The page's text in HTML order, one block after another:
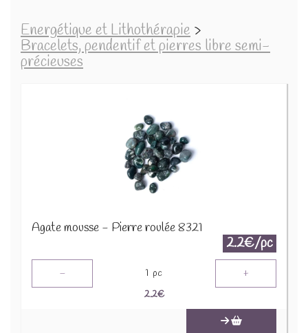
Energétique et Lithothérapie >
Bracelets, pendentif et pierres libre semi-
précieuses
Agate mousse - Pierre roulée 8321
2.2€/pc
- 1 pc +
2.2€